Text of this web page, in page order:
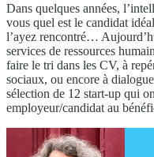
Dans quelques années,
vous quel est le candidat
l’ayez rencontré…
services de ressources
faire le tri dans les CV, à
sociaux, ou encore à
sélection de 12 start-up qui
employeur/candidat au